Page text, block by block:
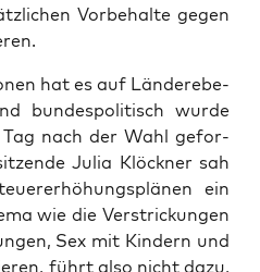
Vor­be­hal­te gegen
hat es auf Län­der­ebe­
bun­des­po­li­tisch wur­de
Tag nach der Wahl gefor­
Julia Klöck­ner sah
ein
wie die Ver­stri­ckun­gen
Sex mit Kin­dern und
führt also nicht dazu,